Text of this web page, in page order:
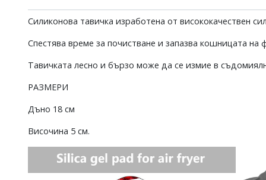
Силиконова тавичка изработена от висококачествен
Спестява време за почистване и запазва кошницата
Тавичката лесно и бързо може да се измие в
РАЗМЕРИ
Дъно 18 см
Височина 5 см.